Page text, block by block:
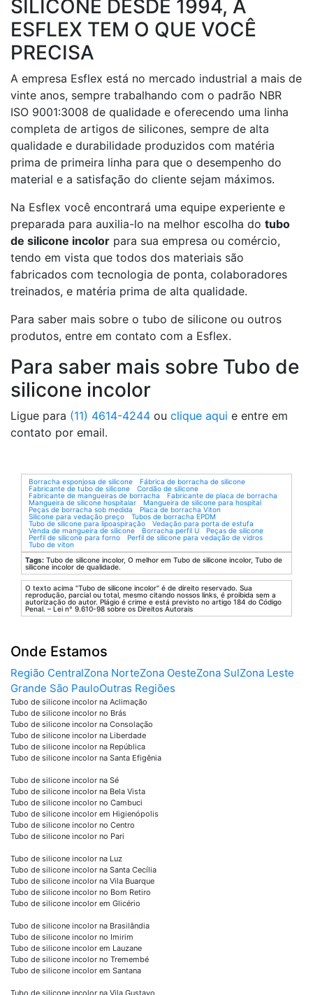
SILICONE DESDE 1994, A
ESFLEX TEM O QUE VOCÊ
PRECISA
A empresa Esflex está no mercado industrial a mais de
vinte anos, sempre trabalhando com o padrão NBR
ISO 9001:3008 de qualidade e oferecendo uma linha
completa de artigos de silicones, sempre de alta
qualidade e durabilidade produzidos com matéria
prima de primeira linha para que o desempenho do
material e a satisfação do cliente sejam máximos.
Na Esflex você encontrará uma equipe experiente e
preparada para auxilia-lo na melhor escolha do tubo
de silicone incolor para sua empresa ou comércio,
tendo em vista que todos dos materiais são
fabricados com tecnologia de ponta, colaboradores
treinados, e matéria prima de alta qualidade.
Para saber mais sobre o tubo de silicone ou outros
produtos, entre em contato com a Esflex.
Para saber mais sobre Tubo de
silicone incolor
Ligue para (11) 4614-4244 ou clique aqui e entre em
contato por email.
Borracha esponjosa de silicone
Fábrica de borracha de silicone
Fabricante de tubo de silicone
Cordão de silicone
Fabricante de mangueiras de borracha
Fabricante de placa de borracha
Mangueira de silicone hospitalar
Mangueira de silicone para hospital
Peças de borracha sob medida
Placa de borracha Viton
Silicone para vedação preço
Tubos de borracha EPDM
Tubo de silicone para lipoaspiração
Vedação para porta de estufa
Venda de mangueira de silicone
Borracha perfil U
Peças de silicone
Perfil de silicone para forno
Perfil de silicone para vedação de vidros
Tubo de viton
Tags: Tubo de silicone incolor, O melhor em Tubo de silicone incolor, Tubo de
silicone incolor de qualidade.
O texto acima "Tubo de silicone incolor" é de direito reservado. Sua
reprodução, parcial ou total, mesmo citando nossos links, é proibida sem a
autorização do autor. Plágio é crime e está previsto no artigo 184 do Código
Penal. – Lei n° 9.610-98 sobre os Direitos Autorais
Onde Estamos
Região CentralZona NorteZona OesteZona SulZona Leste
Grande São PauloOutras Regiões
Tubo de silicone incolor na Aclimação
Tubo de silicone incolor no Brás
Tubo de silicone incolor na Consolação
Tubo de silicone incolor na Liberdade
Tubo de silicone incolor na República
Tubo de silicone incolor na Santa Efigênia
Tubo de silicone incolor na Sé
Tubo de silicone incolor na Bela Vista
Tubo de silicone incolor no Cambuci
Tubo de silicone incolor em Higienópolis
Tubo de silicone incolor no Centro
Tubo de silicone incolor no Pari
Tubo de silicone incolor na Luz
Tubo de silicone incolor na Santa Cecília
Tubo de silicone incolor na Vila Buarque
Tubo de silicone incolor no Bom Retiro
Tubo de silicone incolor em Glicério
Tubo de silicone incolor na Brasilândia
Tubo de silicone incolor no Imirim
Tubo de silicone incolor em Lauzane
Tubo de silicone incolor no Tremembé
Tubo de silicone incolor em Santana
Tubo de silicone incolor na Vila Gustavo